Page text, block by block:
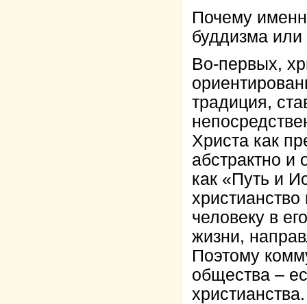
Почему
буддизма
Во-первых,
традиция,
Христа как
абстрактно и
как «Путь и
человеку в
жизни,
Поэтому
общества –
христианства.